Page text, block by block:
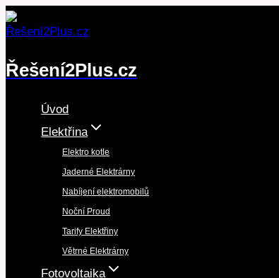
Přeskočit
na
Řešení2Plus.cz
Úvod
Elektřina
Elektro kotle
Jaderné Elektrárny
Nabíjení elektromobilů
Noční Proud
Tarify Elektřiny
Větrné Elektrárny
Fotovoltaika